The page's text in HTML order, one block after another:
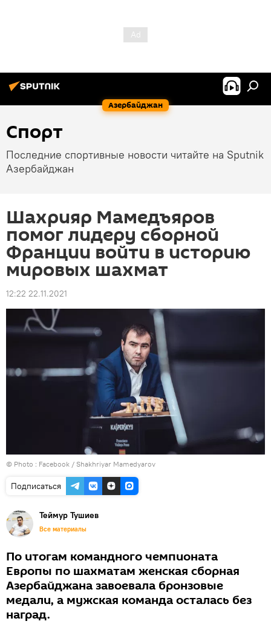
Азербайджан
Спорт
Последние спортивные новости читайте на Sputnik
Азербайджан
Шахрияр Мамедъяров
помог лидеру сборной
Франции войти в историю
мировых шахмат
12:22 22.11.2021
© Photo : Facebook / Shakhriyar Mamedyarov
Подписаться
Теймур Тушиев
Все материалы
По итогам командного чемпионата
Европы по шахматам женская сборная
Азербайджана завоевала бронзовые
медали, а мужская команда осталась без
наград.